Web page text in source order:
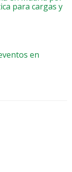
para cargas y
en